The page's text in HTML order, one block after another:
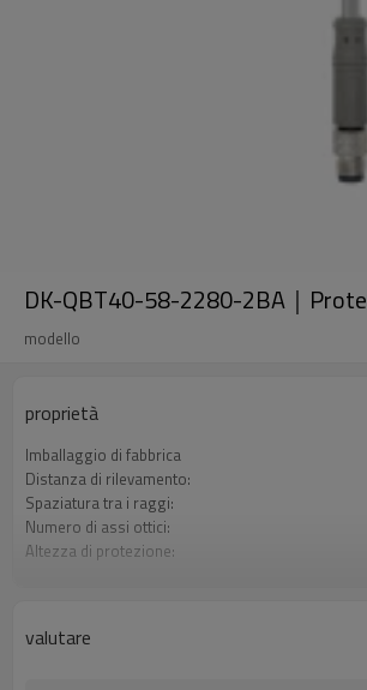
DK-QBT40-58-2280-2BA｜
modello
proprietà
Imballaggio di fabbrica
Distanza di rilevamento:
Spaziatura tra i raggi:
Numero di assi ottici:
Altezza di protezione:
valutare